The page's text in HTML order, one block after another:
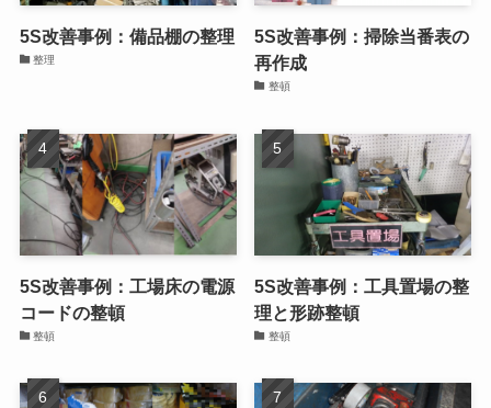
5S改善事例：備品棚の整理
整理
5S改善事例：掃除当番表の
再作成
整頓
5S改善事例：工場床の電源
コードの整頓
整頓
5S改善事例：工具置場の整
理と形跡整頓
整頓